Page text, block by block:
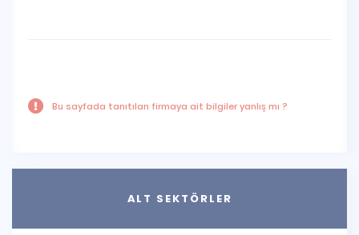
Bu sayfada tanıtılan firmaya ait bilgiler yanlış mı ?
ALT SEKTÖRLER